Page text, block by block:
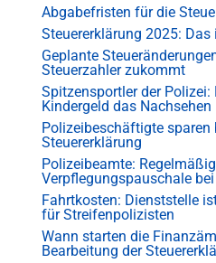
Abgabefristen für die
Steuererklärung 2025: Das
Geplante
Steuerzahler zukommt
Spitzensportler der Polizei:
Kindergeld das Nachsehen
Polizeibeschäftigte sparen
Steuererklärung
Polizeibeamte:
Verpflegungspauschale
Fahrtkosten: Dienststelle
für Streifenpolizisten
Wann starten die
Bearbeitung der